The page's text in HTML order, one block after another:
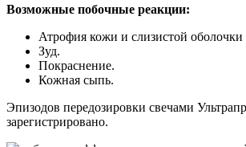
Возможные побочные реакции:
Атрофия кожи и слизистой оболочки
Зуд.
Покраснение.
Кожная сыпь.
Эпизодов передозировки свечами
зарегистрировано.